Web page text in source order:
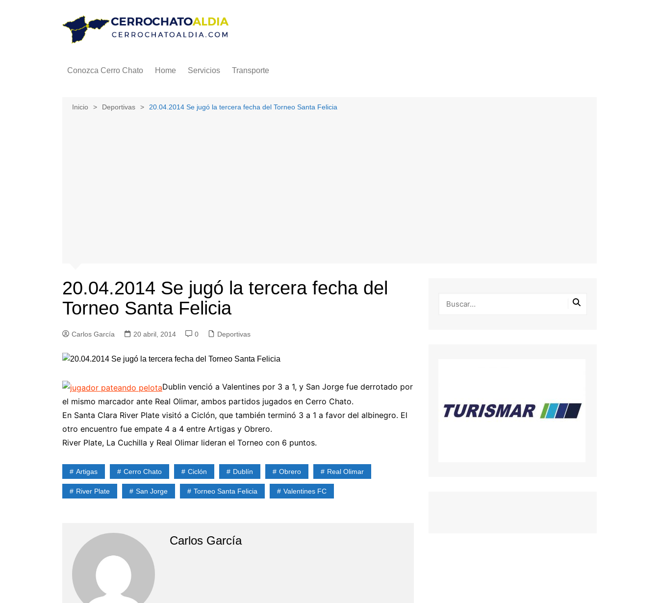
Conozca Cerro Chato Home Servicios Transporte
Inicio Deportivas 20.04.2014 Se jugó la tercera fecha del Torneo Santa Felicia
20.04.2014 Se jugó la tercera fecha del
Torneo Santa Felicia
Carlos García 20 abril, 2014 0 Deportivas
Dublin venció a Valentines por 3 a 1, y San Jorge fue derrotado por
el mismo marcador ante Real Olimar, ambos partidos jugados en Cerro Chato.
En Santa Clara River Plate visitó a Ciclón, que también terminó 3 a 1 a favor del albinegro. El
otro encuentro fue empate 4 a 4 entre Artigas y Obrero.
River Plate, La Cuchilla y Real Olimar lideran el Torneo con 6 puntos.
Artigas Cerro Chato Ciclón Dublín Obrero Real Olimar
River Plate San Jorge Torneo Santa Felicia Valentines FC
Carlos García